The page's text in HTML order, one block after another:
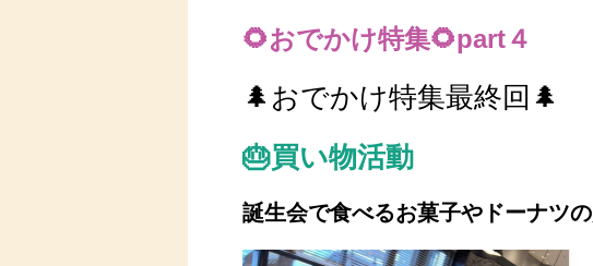
🌻おでかけ特集🌻part４
🌲おでかけ特集最終回🌲
🎂買い物活動
誕生会で食べるお菓子やドーナツの